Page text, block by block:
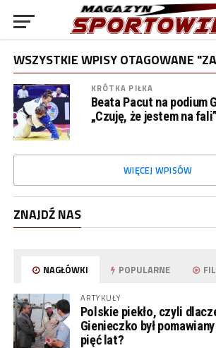
WSZYSTKIE WPISY OTAGOWANE
KRÓTKA PIŁKA
Beata Pacut na podium
„Czuję, że jestem na fali”
WIĘCEJ WPISÓW
ZNAJDŹ NAS
NAGŁÓWKI POPULARNE
ARTYKUŁY
Polskie piekło, czyli
Gienieczko był
pięć lat?